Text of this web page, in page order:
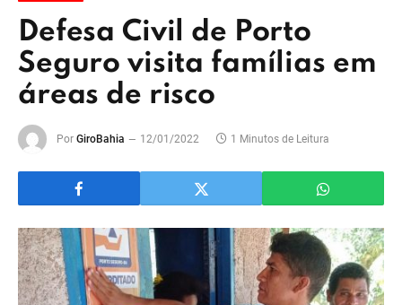
Defesa Civil de Porto
Seguro visita famílias em
áreas de risco
Por GiroBahia 12/01/2022 1 Minutos de Leitura